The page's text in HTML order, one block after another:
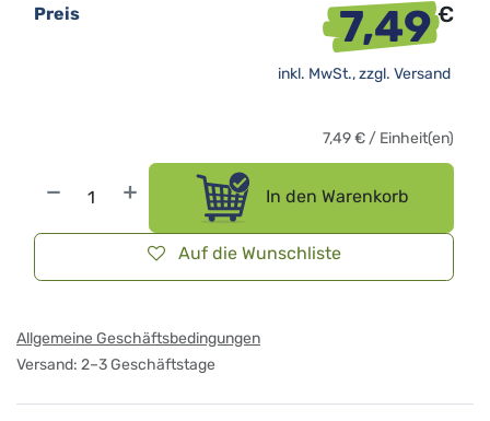
In den Warenkorb
Auf die Wunschliste
Preis 7,49€
inkl. MwSt., zzgl. Versand
7,49€ / Einheit(en)
Allgemeine Geschäftsbedingungen
Versand: 2–3 Geschäftstage